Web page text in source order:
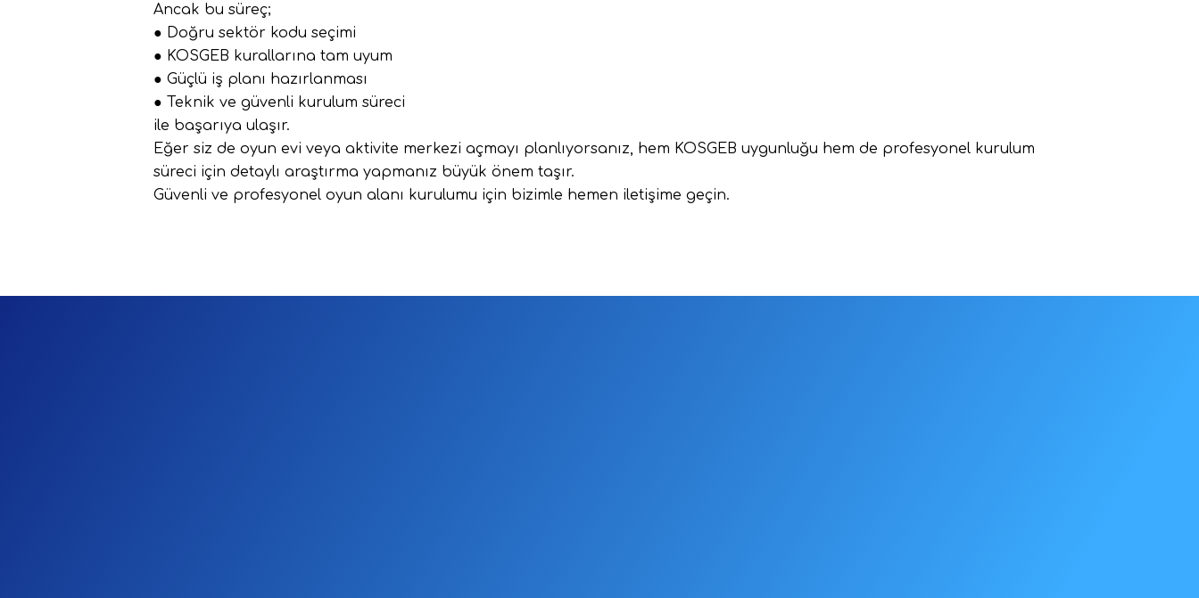
Ancak bu süreç;
● Doğru sektör kodu seçimi
● KOSGEB kurallarına tam uyum
● Güçlü iş planı hazırlanması
● Teknik ve güvenli kurulum süreci
ile başarıya ulaşır.
Eğer siz de oyun evi veya aktivite merkezi açmayı planlıyorsanız, hem KOSGEB uygunluğu hem de profesyonel kurulum
süreci için detaylı araştırma yapmanız büyük önem taşır.
Güvenli ve profesyonel oyun alanı kurulumu için bizimle hemen iletişime geçin.